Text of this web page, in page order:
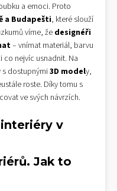
a emoci. Proto
a Budapešti, které slouží
víme, že designéři
– vnímat materiál, barvu
nejvíc usnadnit. Na
dostupnými 3D modely,
roste. Díky tomu s
ve svých návrzích.
v
Jak to